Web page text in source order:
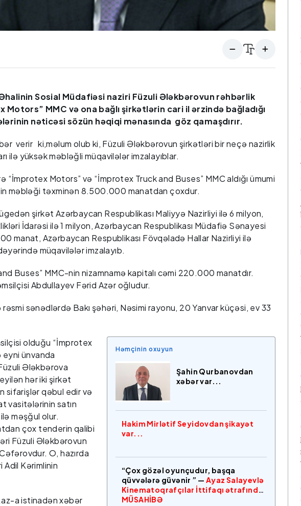
Sosial Müdafiəsi naziri Füzuli Ələkbərovun rəhbərlik
MMC və ona bağlı şirkətlərin cari il ərzində bağladığı
nəticəsi sözün həqiqi mənasında göz qamaşdırır.
verir ki,məlum olub ki, Füzuli Ələkbərovun şirkətləri bir neçə nazirlik
ilə yüksək məbləğli müqavilələr imzalayıblar.
“İmprotex Motors” və “İmprotex Truck and Buses” MMC aldığı ümumi
məbləği təxminən 8.500.000 manatdan çoxdur.
şirkət Azərbaycan Respublikası Maliyyə Nazirliyi ilə 6 milyon,
İdarəsi ilə 1 milyon, Azərbaycan Respublikası Müdafiə Sənayesi
manat, Azərbaycan Respublikası Fövqəladə Hallar Nazirliyi ilə
müqavilələr imzalayıb.
Buses” MMC-nin nizamnamə kapitalı cəmi 220.000 manatdır.
Abdullayev Fərid Azər oğludur.
rəsmi sənədlərdə Bakı şəhəri, Nəsimi rayonu, 20 Yanvar küçəsi, ev 33
Həmçinin oxuyun
Şahin Qurbanovdan
xəbər var...
Hakim Mirlətif Seyidovdan şikayət
var...
“Çox gözəl oyunçudur, başqa
qüvvələrə güvənir ” — Ayaz Salayevlə
Kinematoqrafçılar İttifaqı ətrafında
MÜSAHİBƏ
olduğu “İmprotex
ünvanda
Ələkbərova
hər iki şirkət
sifarişlər qəbul edir və
vasitələrinin satın
ilə məşğul olur.
çox tenderin qalibi
Füzuli Ələkbərovun
O, hazırda
Kərimlinin
a istinadən xəbər